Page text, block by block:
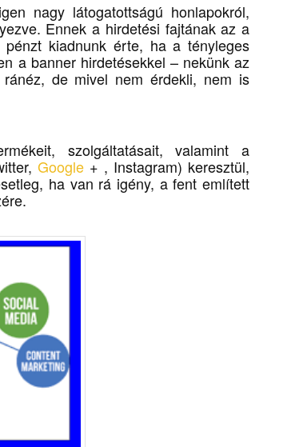
nagy látogatottságú honlapokról,
Ennek a hirdetési fajtának az a
kiadnunk érte, ha a tényleges
a banner hirdetésekkel – nekünk az
de mivel nem érdekli, nem is
szolgáltatásait, valamint a
Google + , Instagram) keresztül,
ha van rá igény, a fent említett